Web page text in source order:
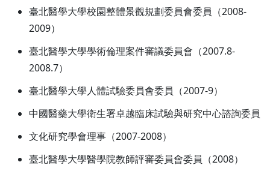
臺北醫學大學校園整體景觀規劃委員會委員（2008-
2009）
臺北醫學大學學術倫理案件審議委員會（2007.8-
2008.7）
臺北醫學大學人體試驗委員會委員（2007-9）
中國醫藥大學衛生署卓越臨床試驗與研究中心諮詢委員
文化研究學會理事（2007-2008）
臺北醫學大學醫學院教師評審委員會委員（2008）